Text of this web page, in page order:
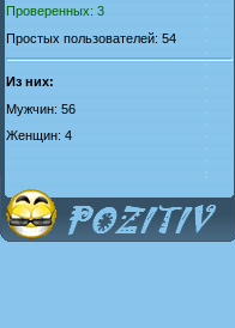
Проверенных: 3
Простых пользователей: 54
Из них:
Мужчин: 56
Женщин: 4